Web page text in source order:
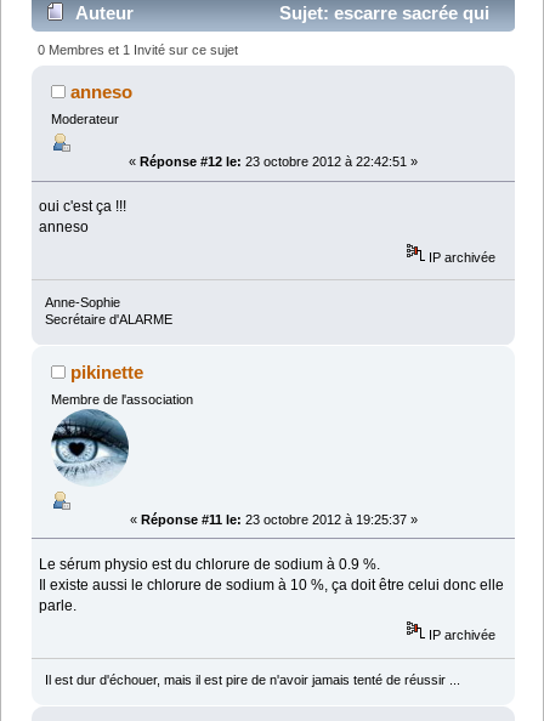
Auteur
Sujet: escarre sacrée qui
s'infecte (Lu 17730 fois)
0 Membres et 1 Invité sur ce sujet
anneso
Moderateur
« Réponse #12 le: 23 octobre 2012 à 22:42:51 »
oui c'est ça !!!
anneso
IP archivée
Anne-Sophie
Secrétaire d'ALARME
pikinette
Membre de l'association
« Réponse #11 le: 23 octobre 2012 à 19:25:37 »
Le sérum physio est du chlorure de sodium à 0.9 %.
Il existe aussi le chlorure de sodium à 10 %, ça doit être celui donc elle
parle.
IP archivée
Il est dur d'échouer, mais il est pire de n'avoir jamais tenté de réussir ...